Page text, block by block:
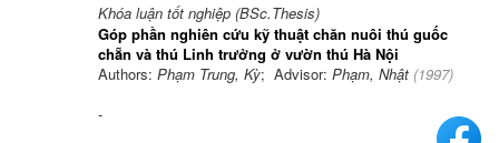
Khóa luận tốt nghiệp (BSc.Thesis)
Góp phần nghiên cứu kỹ thuật chăn nuôi thú guốc
chẵn và thú Linh trưởng ở vườn thú Hà Nội
Authors: Phạm Trung, Kỳ; Advisor: Phạm, Nhật (1997)
-